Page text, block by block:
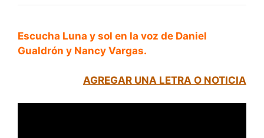
Escucha Luna y sol en la voz de Daniel
Gualdrón y Nancy Vargas.
AGREGAR UNA LETRA O NOTICIA